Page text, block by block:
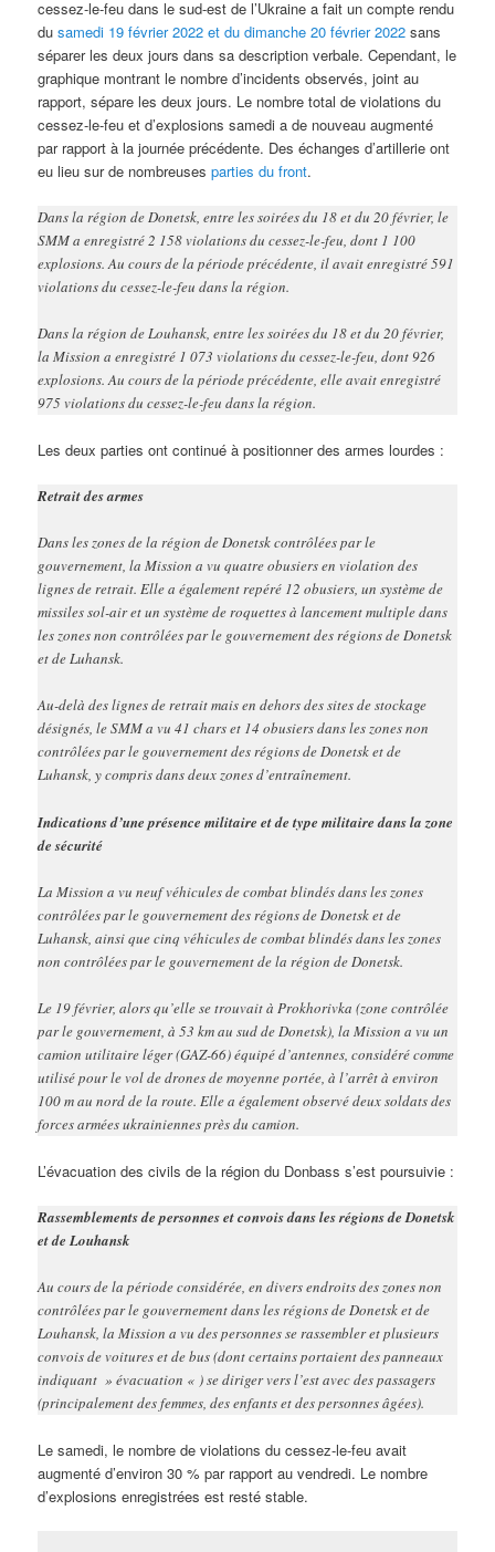
cessez-le-feu dans le sud-est de l’Ukraine a fait un compte rendu
dusamedi 19 février 2022 et du dimanche 20 février 2022 sans
séparer les deux jours dans sa description verbale. Cependant, le
graphique montrant le nombre d’incidents observés, joint au
rapport, sépare les deux jours. Le nombre total de violations du
cessez-le-feu et d’explosions samedi a de nouveau augmenté
par rapport à la journée précédente. Des échanges d’artillerie ont
eu lieu sur de nombreusesparties du front.
Dans la région de Donetsk, entre les soirées du 18 et du 20 février, le
SMM a enregistré 2 158 violations du cessez-le-feu, dont 1 100
explosions. Au cours de la période précédente, il avait enregistré 591
violations du cessez-le-feu dans la région.
Dans la région de Louhansk, entre les soirées du 18 et du 20 février,
la Mission a enregistré 1 073 violations du cessez-le-feu, dont 926
explosions. Au cours de la période précédente, elle avait enregistré
975 violations du cessez-le-feu dans la région.
Les deux parties ont continué à positionner des armes lourdes :
Retrait des armes
Dans les zones de la région de Donetsk contrôlées par le
gouvernement, la Mission a vu quatre obusiers en violation des
lignes de retrait. Elle a également repéré 12 obusiers, un système de
missiles sol-air et un système de roquettes à lancement multiple dans
les zones non contrôlées par le gouvernement des régions de Donetsk
et de Luhansk.
Au-delà des lignes de retrait mais en dehors des sites de stockage
désignés, le SMM a vu 41 chars et 14 obusiers dans les zones non
contrôlées par le gouvernement des régions de Donetsk et de
Luhansk, y compris dans deux zones d’entraînement.
Indications d’une présence militaire et de type militaire dans la zone
de sécurité
La Mission a vu neuf véhicules de combat blindés dans les zones
contrôlées par le gouvernement des régions de Donetsk et de
Luhansk, ainsi que cinq véhicules de combat blindés dans les zones
non contrôlées par le gouvernement de la région de Donetsk.
Le 19 février, alors qu’elle se trouvait à Prokhorivka (zone contrôlée
par le gouvernement, à 53 km au sud de Donetsk), la Mission a vu un
camion utilitaire léger (GAZ-66) équipé d’antennes, considéré comme
utilisé pour le vol de drones de moyenne portée, à l’arrêt à environ
100 m au nord de la route. Elle a également observé deux soldats des
forces armées ukrainiennes près du camion.
L’évacuation des civils de la région du Donbass s’est poursuivie :
Rassemblements de personnes et convois dans les régions de Donetsk
et de Louhansk
Au cours de la période considérée, en divers endroits des zones non
contrôlées par le gouvernement dans les régions de Donetsk et de
Louhansk, la Mission a vu des personnes se rassembler et plusieurs
convois de voitures et de bus (dont certains portaient des panneaux
indiquant » évacuation « ) se diriger vers l’est avec des passagers
(principalement des femmes, des enfants et des personnes âgées).
Le samedi, le nombre de violations du cessez-le-feu avait
augmenté d’environ 30 % par rapport au vendredi. Le nombre
d’explosions enregistrées est resté stable.